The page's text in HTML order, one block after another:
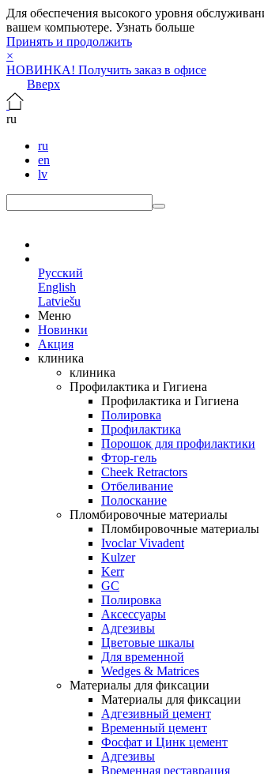
Для обеспечения высокого уровня
вашем компьютере. Узнать больше
Принять и продолжить
×
НОВИНКА! Получить заказ в офисе
Вверх
ru
ru
en
lv
Русский
English
Latviešu
Меню
Новинки
Акция
клиника
клиника
Профилактика и Гигиена
Профилактика и Гигиена
Полировка
Профилактика
Порошок для профилактики
Фтор-гель
Cheek Retractors
Отбеливание
Полоскание
Пломбировочные материалы
Пломбировочные материалы
Ivoclar Vivadent
Kulzer
Kerr
GC
Полировка
Аксессуары
Адгезивы
Цветовые шкалы
Для временной
Wedges & Matrices
Материалы для фиксации
Материалы для фиксации
Адгезивный цемент
Временный цемент
Фосфат и Цинк цемент
Адгезивы
Временная реставрация